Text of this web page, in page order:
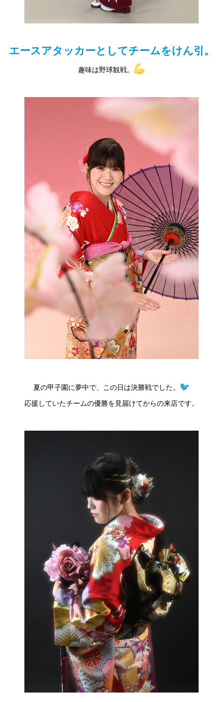
エースアタッカーとしてチームをけん引。
趣味は野球観戦。
夏の甲子園に夢中で、この日は決勝戦でした。
応援していたチームの優勝を見届けてからの来店です。